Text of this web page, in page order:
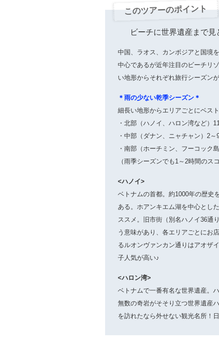
このツアーのポイント
ビーチに世界遺産まで
中国、ラオス、カンボジアと国境
中心であるが近年注目のビーチリ
い地形からそれぞれ旅行シーズン
＊雨の少ない乾季シーズン＊
細長い地形からエリアごとにベス
・北部（ハノイ、ハロン湾など）
・中部（ダナン、ニャチャン）2～
・南部（ホーチミン、フーコック
（雨季シーズンでも1～2時間のス
<ハノイ>
ベトナムの首都。約1000年の歴史
ある。ホアンキエム湖を中心とし
ススメ。旧市街（別名ハノイ36通
う意味があり、各エリアごとにお
るルオンヴァンカン通りはアオザ
子人気が高い♪
<ハロン湾>
ベトナムで一番有名な世界遺産。
無数の奇岩がそそり立つ世界遺産
を訪れたなら外せない観光名所！